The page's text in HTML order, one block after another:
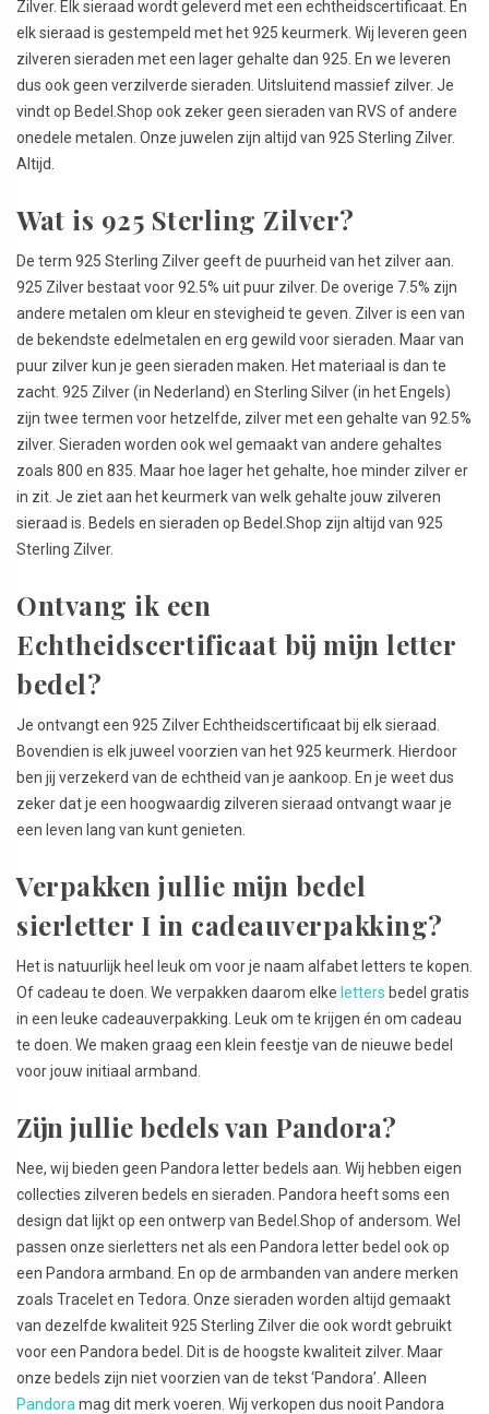
Zilver. Elk sieraad wordt geleverd met een echtheidscertificaat. En
elk sieraad is gestempeld met het 925 keurmerk. Wij leveren geen
zilveren sieraden met een lager gehalte dan 925. En we leveren
dus ook geen verzilverde sieraden. Uitsluitend massief zilver. Je
vindt op Bedel.Shop ook zeker geen sieraden van RVS of andere
onedele metalen. Onze juwelen zijn altijd van 925 Sterling Zilver.
Altijd.
Wat is 925 Sterling Zilver?
De term 925 Sterling Zilver geeft de puurheid van het zilver aan.
925 Zilver bestaat voor 92.5% uit puur zilver. De overige 7.5% zijn
andere metalen om kleur en stevigheid te geven. Zilver is een van
de bekendste edelmetalen en erg gewild voor sieraden. Maar van
puur zilver kun je geen sieraden maken. Het materiaal is dan te
zacht. 925 Zilver (in Nederland) en Sterling Silver (in het Engels)
zijn twee termen voor hetzelfde, zilver met een gehalte van 92.5%
zilver. Sieraden worden ook wel gemaakt van andere gehaltes
zoals 800 en 835. Maar hoe lager het gehalte, hoe minder zilver er
in zit. Je ziet aan het keurmerk van welk gehalte jouw zilveren
sieraad is. Bedels en sieraden op Bedel.Shop zijn altijd van 925
Sterling Zilver.
Ontvang ik een
Echtheidscertificaat bij mijn letter
bedel?
Je ontvangt een 925 Zilver Echtheidscertificaat bij elk sieraad.
Bovendien is elk juweel voorzien van het 925 keurmerk. Hierdoor
ben jij verzekerd van de echtheid van je aankoop. En je weet dus
zeker dat je een hoogwaardig zilveren sieraad ontvangt waar je
een leven lang van kunt genieten.
Verpakken jullie mijn bedel
sierletter I in cadeauverpakking?
Het is natuurlijk heel leuk om voor je naam alfabet letters te kopen.
Of cadeau te doen. We verpakken daarom elke letters bedel gratis
in een leuke cadeauverpakking. Leuk om te krijgen én om cadeau
te doen. We maken graag een klein feestje van de nieuwe bedel
voor jouw initiaal armband.
Zijn jullie bedels van Pandora?
Nee, wij bieden geen Pandora letter bedels aan. Wij hebben eigen
collecties zilveren bedels en sieraden. Pandora heeft soms een
design dat lijkt op een ontwerp van Bedel.Shop of andersom. Wel
passen onze sierletters net als een Pandora letter bedel ook op
een Pandora armband. En op de armbanden van andere merken
zoals Tracelet en Tedora. Onze sieraden worden altijd gemaakt
van dezelfde kwaliteit 925 Sterling Zilver die ook wordt gebruikt
voor een Pandora bedel. Dit is de hoogste kwaliteit zilver. Maar
onze bedels zijn niet voorzien van de tekst ‘Pandora’. Alleen
Pandora mag dit merk voeren. Wij verkopen dus nooit Pandora